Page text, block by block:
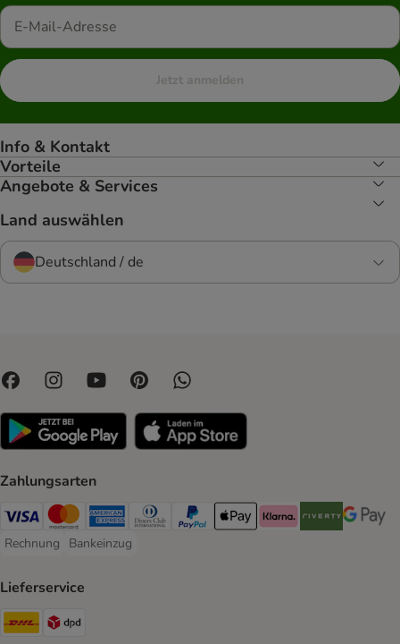
Jetzt anmelden
Info & Kontakt
Vorteile
Angebote & Services
Land auswählen
Deutschland / de
Zahlungsarten
Visa Payment Method
Mastercard Payment Method
American Express Payment Method
Diners Club Payment Method
PayPal Payment Method
Apple Pay Payment Method
Klarna Payment Method
Riverty Payment
Google
Rechnung
Rechnung Payment Method
Bankeinzug
Bankeinzug Payment Method
Lieferservice
DHL Shipping Method